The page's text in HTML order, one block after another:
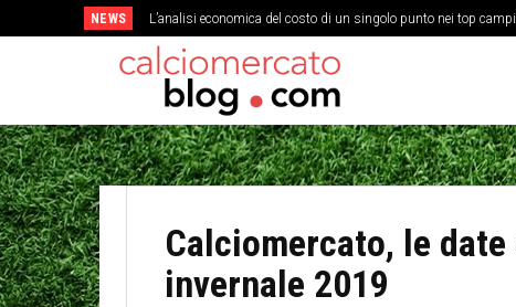
NEWS L’analisi economica del costo di un singolo punto nei top
Calciomercato, le
invernale 2019